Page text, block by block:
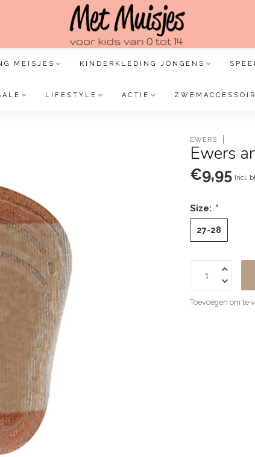
MEISJES KINDERKLEDING JONGENS
LIFESTYLE ACTIE
EWERS
Ewers
€9,95 Incl.
Size: *
27-28
Toevoegen om te